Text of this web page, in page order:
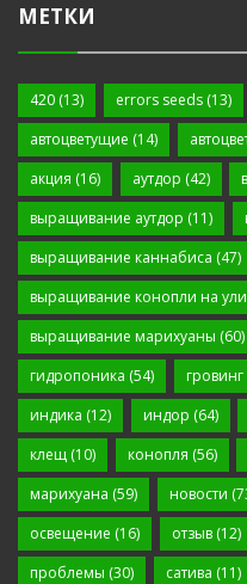
МЕТКИ
420 (13) errors seeds(13)
автоцветущие (14)
акция (16) аутдор (42)
выращивание аутдор (11)
выращивание каннабиса (47)
выращивание конопли на
выращивание марихуаны (60)
гидропоника (54) гровинг
индика (12) индор (64)
клещ (10) конопля (56)
марихуана (59) новости
освещение (16) отзыв(12)
проблемы (30) сатива (11)